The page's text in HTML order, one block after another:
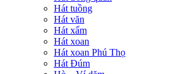
Hát tuồng
Hát văn
Hát xẩm
Hát xoan
Hát xoan Phú Thọ
Hát Đúm